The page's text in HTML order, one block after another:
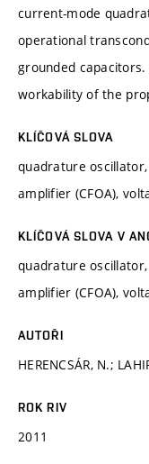
current-mode
operational
grounded
workability of the
KLÍČOVÁ SLOVA
quadrature
amplifier (CFOA),
KLÍČOVÁ SLOVA V
quadrature
amplifier (CFOA),
AUTOŘI
HERENCSÁR, N.;
ROK RIV
2011